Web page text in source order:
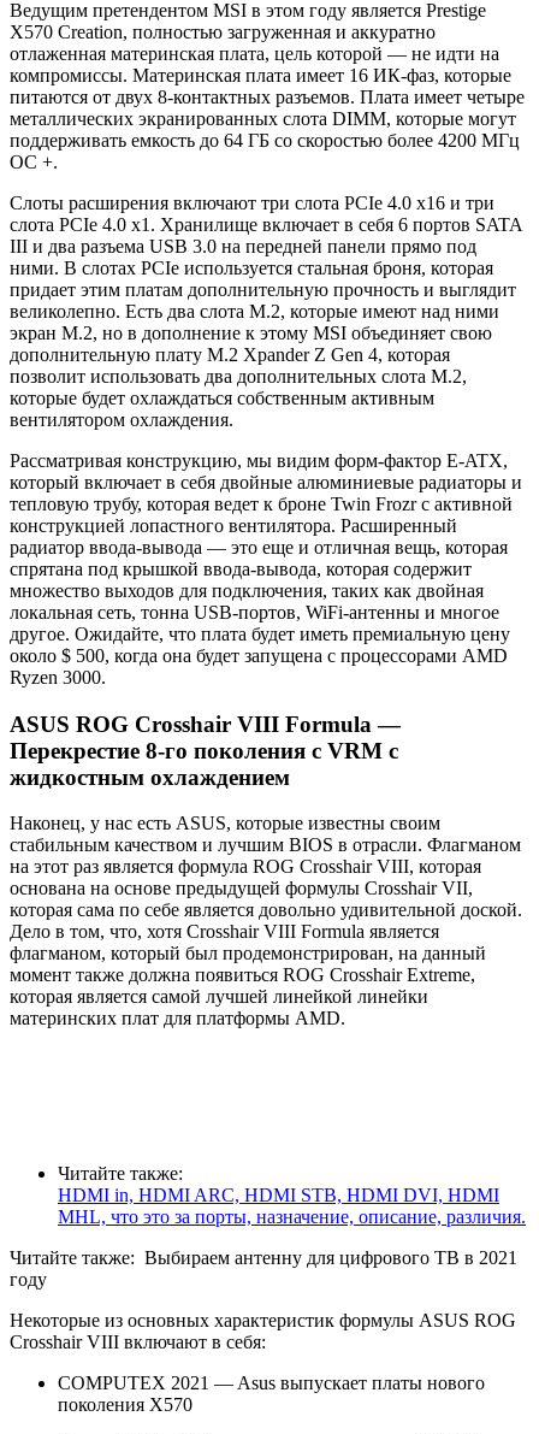
Ведущим претендентом MSI в этом году является Prestige
X570 Creation, полностью загруженная и аккуратно
отлаженная материнская плата, цель которой — не идти на
компромиссы. Материнская плата имеет 16 ИК-фаз, которые
питаются от двух 8-контактных разъемов. Плата имеет четыре
металлических экранированных слота DIMM, которые могут
поддерживать емкость до 64 ГБ со скоростью более 4200 МГц
OC +.
Слоты расширения включают три слота PCIe 4.0 x16 и три
слота PCIe 4.0 x1. Хранилище включает в себя 6 портов SATA
III и два разъема USB 3.0 на передней панели прямо под
ними. В слотах PCIe используется стальная броня, которая
придает этим платам дополнительную прочность и выглядит
великолепно. Есть два слота M.2, которые имеют над ними
экран M.2, но в дополнение к этому MSI объединяет свою
дополнительную плату M.2 Xpander Z Gen 4, которая
позволит использовать два дополнительных слота M.2,
которые будет охлаждаться собственным активным
вентилятором охлаждения.
Рассматривая конструкцию, мы видим форм-фактор E-ATX,
который включает в себя двойные алюминиевые радиаторы и
тепловую трубу, которая ведет к броне Twin Frozr с активной
конструкцией лопастного вентилятора. Расширенный
радиатор ввода-вывода — это еще и отличная вещь, которая
спрятана под крышкой ввода-вывода, которая содержит
множество выходов для подключения, таких как двойная
локальная сеть, тонна USB-портов, WiFi-антенны и многое
другое. Ожидайте, что плата будет иметь премиальную цену
около $ 500, когда она будет запущена с процессорами AMD
Ryzen 3000.
ASUS ROG Crosshair VIII Formula —
Перекрестие 8-го поколения с VRM с
жидкостным охлаждением
Наконец, у нас есть ASUS, которые известны своим
стабильным качеством и лучшим BIOS в отрасли. Флагманом
на этот раз является формула ROG Crosshair VIII, которая
основана на основе предыдущей формулы Crosshair VII,
которая сама по себе является довольно удивительной доской.
Дело в том, что, хотя Crosshair VIII Formula является
флагманом, который был продемонстрирован, на данный
момент также должна появиться ROG Crosshair Extreme,
которая является самой лучшей линейкой линейки
материнских плат для платформы AMD.
Читайте также:
HDMI in, HDMI ARC, HDMI STB, HDMI DVI, HDMI
MHL, что это за порты, назначение, описание, различия.
Читайте также: Выбираем антенну для цифрового ТВ в 2021
году
Некоторые из основных характеристик формулы ASUS ROG
Crosshair VIII включают в себя:
COMPUTEX 2021 — Asus выпускает платы нового
поколения X570